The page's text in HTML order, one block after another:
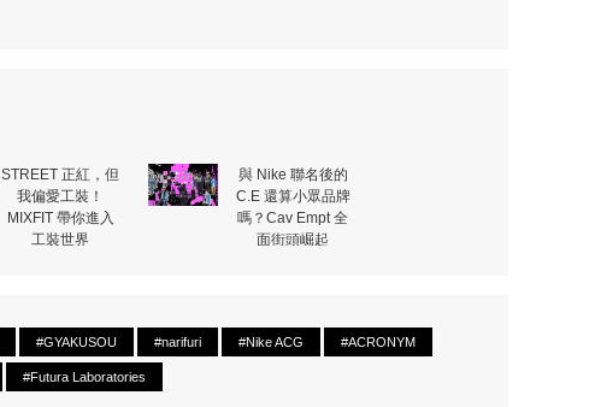
STREET 正紅，但
我偏愛工裝！
MIXFIT 帶你進入
工裝世界
與 Nike 聯名後的
C.E 還算小眾品牌
嗎？Cav Empt 全
面街頭崛起
#GYAKUSOU #narifuri #Nike ACG #ACRONYM
#Futura Laboratories